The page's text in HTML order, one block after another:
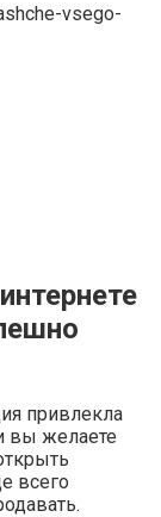
vsego-
привлекла
вы желаете
всего